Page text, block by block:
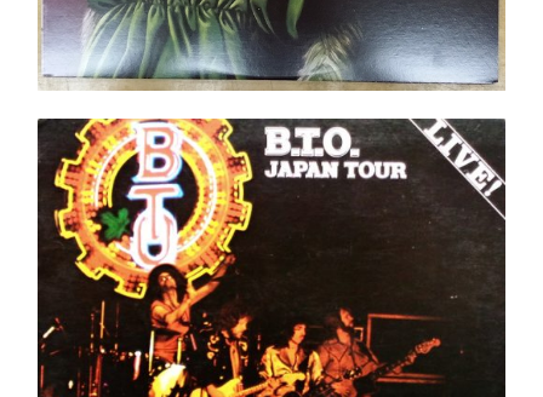
B.T.O. Japan Tour LP
Ajouter au panier